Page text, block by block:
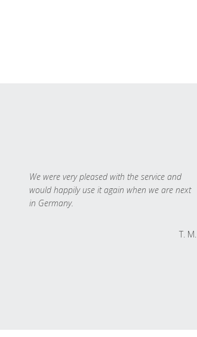
We were very pleased with the service and
would happily use it again when we are next
in Germany.
T. M.